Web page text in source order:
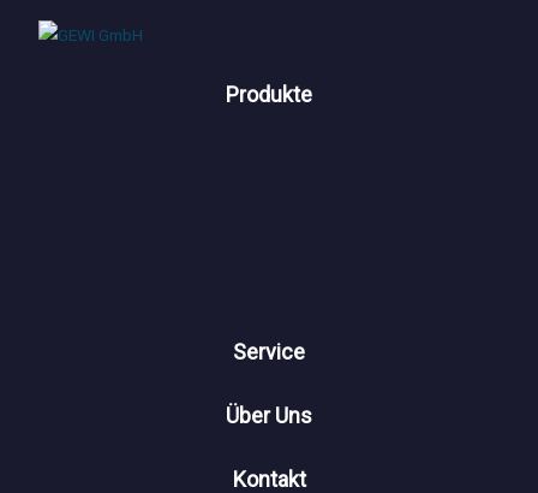
Produkte
Service
Über Uns
Kontakt